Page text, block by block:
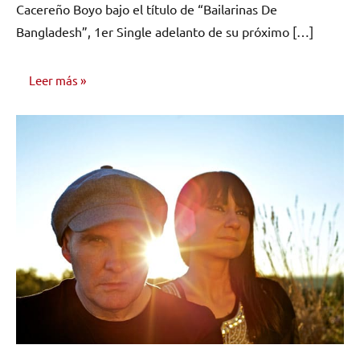
Cacereño Boyo bajo el título de “Bailarinas De
Bangladesh”, 1er Single adelanto de su próximo […]
Leer más